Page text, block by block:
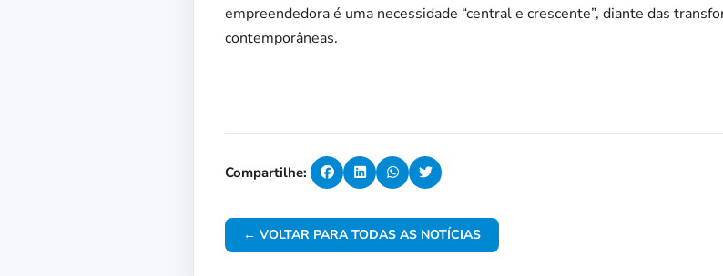
empreendedora é uma necessidade “central e crescente”, diante das
contemporâneas.
Compartilhe:
← VOLTAR PARA TODAS AS NOTÍCIAS